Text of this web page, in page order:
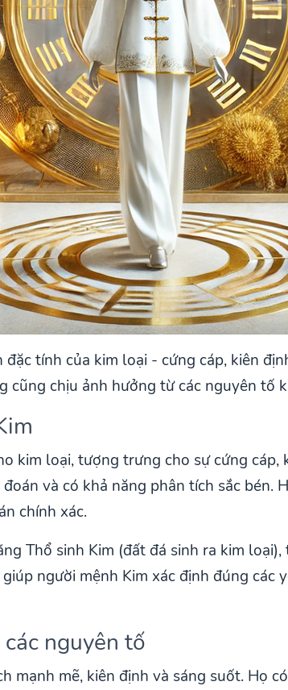
tính của kim loại - cứng cáp, kiên
cũng chịu ảnh hưởng từ các nguyên tố
kim loại, tượng trưng cho sự cứng cáp,
và có khả năng phân tích sắc
chính xác.
Thổ sinh Kim (đất đá sinh ra kim
người mệnh Kim xác định đúng
nguyên tố
mạnh mẽ, kiên định và sáng suốt. Họ